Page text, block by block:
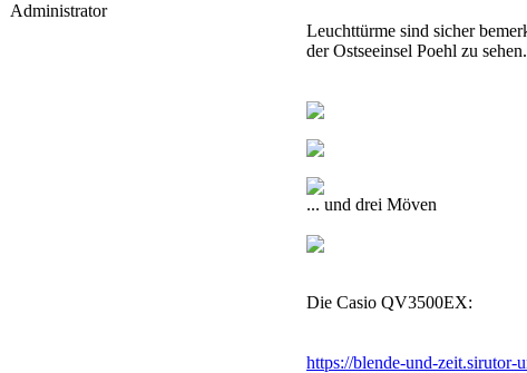
Administrator
Leuchttürme sind sicher
der Ostseeinsel Poehl zu
... und drei Möven
Die Casio QV3500EX:
https://blende-und-zeit.sirutor-